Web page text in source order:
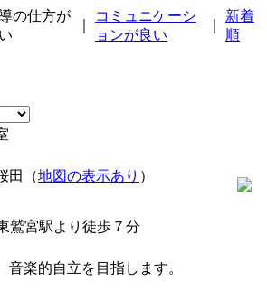
の仕方が
コミュニケーシ
ョンが良い
新着
順
田（地図の表示あり ）
鷲宮駅より徒歩７分
音楽的自立を目指します。